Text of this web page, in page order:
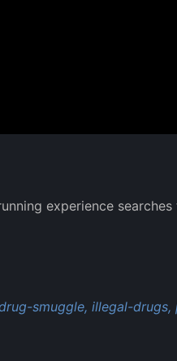
experience
smuggle, illegal-drugs,